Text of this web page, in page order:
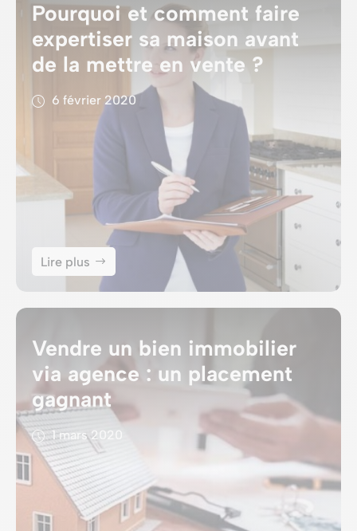
Pourquoi et comment faire
expertiser sa maison avant
de la mettre en vente ?
6 février 2020
Lire plus
Vendre un bien immobilier
via agence : un placement
gagnant
1 mars 2020